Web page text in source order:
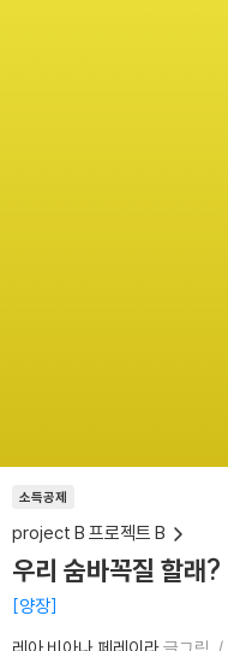
소득공제
project B 프로젝트 B
우리 숨바꼭질 할래?
양장